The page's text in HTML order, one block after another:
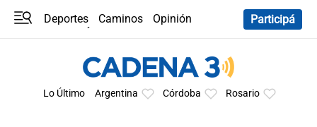
Deportes Caminos
Opinión
Participá
Lo Último Argentina Córdoba Rosario